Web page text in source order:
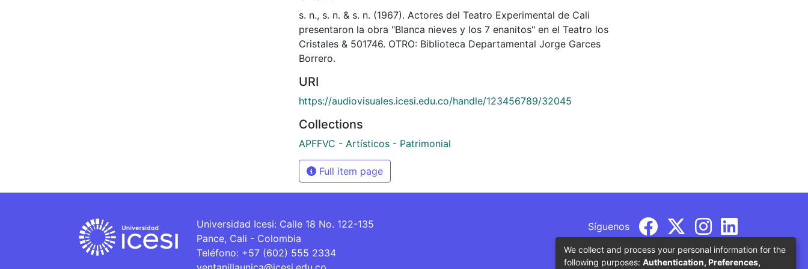
s. n., s. n. & s. n. (1967). Actores del Teatro Experimental de Cali
presentaron la obra "Blanca nieves y los 7 enanitos" en el Teatro los
Cristales & 501746. OTRO: Biblioteca Departamental Jorge Garces
Borrero.
URI
https://audiovisuales.icesi.edu.co/handle/123456789/32045
Collections
APFFVC - Artísticos - Patrimonial
Full item page
Universidad Icesi: Calle 18 No. 122-135
Pance, Cali - Colombia
Teléfono: +57 (602) 555 2334
Síguenos
We collect and process your personal information for the
following purposes: Authentication, Preferences,